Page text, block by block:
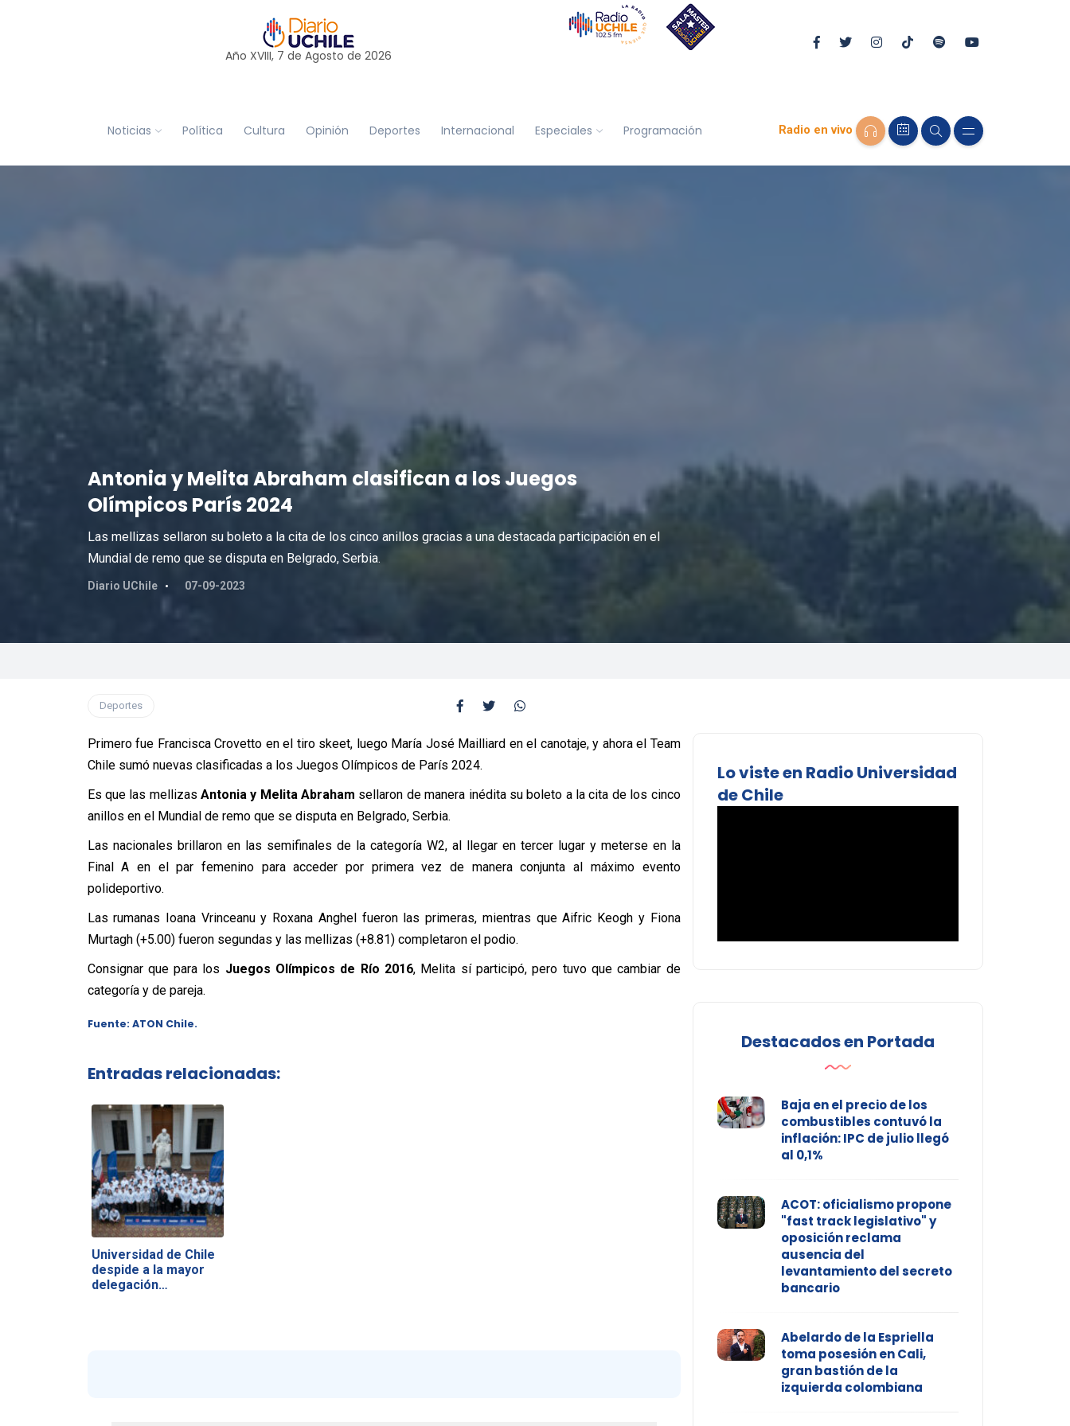
Año XVIII, 7 de Agosto de 2026
Noticias Política Cultura Opinión Deportes Internacional Especiales Programación Radio en vivo
Antonia y Melita Abraham clasifican a los Juegos
Olímpicos París 2024
Las mellizas sellaron su boleto a la cita de los cinco anillos gracias a una destacada participación en el
Mundial de remo que se disputa en Belgrado, Serbia.
Diario UChile 07-09-2023
Deportes
Primero fue Francisca Crovetto en el tiro skeet, luego María José Mailliard en el canotaje, y ahora el Team
Chile sumó nuevas clasificadas a los Juegos Olímpicos de París 2024.
Es que las mellizas Antonia y Melita Abraham sellaron de manera inédita su boleto a la cita de los cinco
anillos en el Mundial de remo que se disputa en Belgrado, Serbia.
Las nacionales brillaron en las semifinales de la categoría W2, al llegar en tercer lugar y meterse en la
Final A en el par femenino para acceder por primera vez de manera conjunta al máximo evento
polideportivo.
Las rumanas Ioana Vrinceanu y Roxana Anghel fueron las primeras, mientras que Aifric Keogh y Fiona
Murtagh (+5.00) fueron segundas y las mellizas (+8.81) completaron el podio.
Consignar que para los Juegos Olímpicos de Río 2016, Melita sí participó, pero tuvo que cambiar de
categoría y de pareja.
Fuente: ATON Chile.
Entradas relacionadas:
Universidad de Chile
despide a la mayor
delegación…
Lo viste en Radio Universidad
de Chile
Destacados en Portada
Baja en el precio de los
combustibles contuvó la
inflación: IPC de julio llegó
al 0,1%
ACOT: oficialismo propone
"fast track legislativo" y
oposición reclama
ausencia del
levantamiento del secreto
bancario
Abelardo de la Espriella
toma posesión en Cali,
gran bastión de la
izquierda colombiana